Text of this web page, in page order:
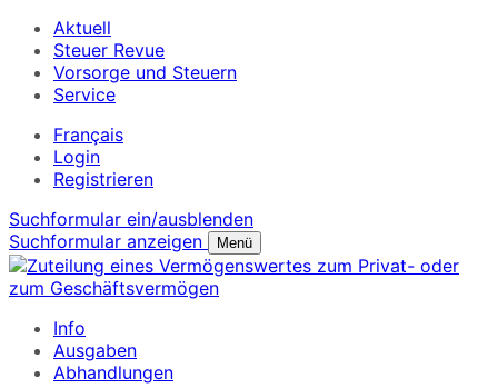
Aktuell
Steuer Revue
Vorsorge und Steuern
Service
Français
Login
Registrieren
Suchformular ein/ausblenden
Suchformular anzeigen
Menü
Info
Ausgaben
Abhandlungen